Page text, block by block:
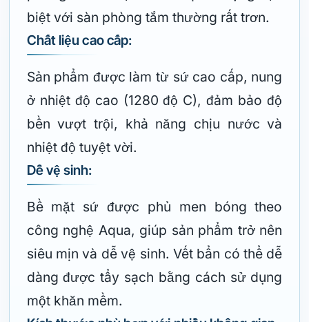
biệt với sàn phòng tắm thường rất trơn.
Chất liệu cao cấp:
Sản phẩm được làm từ sứ cao cấp, nung
ở nhiệt độ cao (1280 độ C), đảm bảo độ
bền vượt trội, khả năng chịu nước và
nhiệt độ tuyệt vời.
Dễ vệ sinh:
Bề mặt sứ được phủ men bóng theo
công nghệ Aqua, giúp sản phẩm trở nên
siêu mịn và dễ vệ sinh. Vết bẩn có thể dễ
dàng được tẩy sạch bằng cách sử dụng
một khăn mềm.